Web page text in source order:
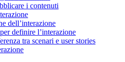
i contenuti
dell’interazione
definire l’interazione
tra scenari e user stories